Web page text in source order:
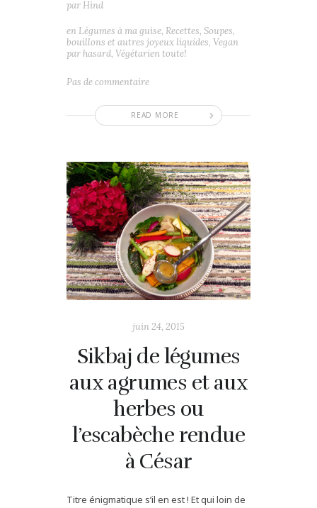
READ MORE
par Hind
en Légumes à ma guise, Recettes, Soupes,
bouillons et autres joyeux liquides, Vegan
par hasard, Végétarien toute!
Pas de commentaire
juin 24, 2015
Sikbaj de légumes
aux agrumes et aux
herbes ou
l’escabèche rendue
à César
Titre énigmatique s’il en est ! Et qui loin de